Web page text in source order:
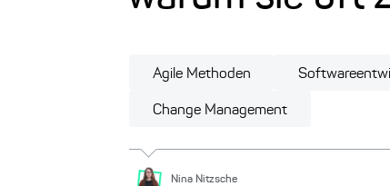
Agile Methoden
Change Management
Nina Nitzsche